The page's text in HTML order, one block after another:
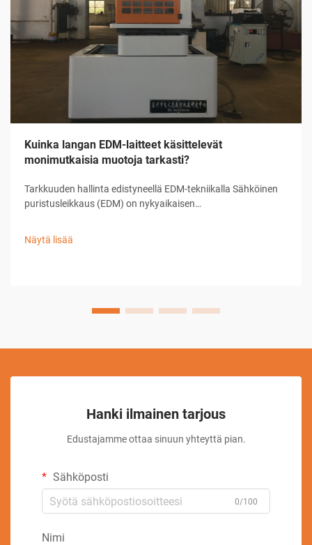
Kuinka langan EDM-laitteet käsittelevät
monimutkaisia muotoja tarkasti?
Tarkkuuden hallinta edistyneellä EDM-tekniikalla Sähköinen
puristusleikkaus (EDM) on nykyaikaisen
suunnitelmien toteuttamisessa. ...
Näytä lisää
Hanki ilmainen tarjous
Edustajamme ottaa sinuun yhteyttä pian.
Sähköposti
0/100
Nimi